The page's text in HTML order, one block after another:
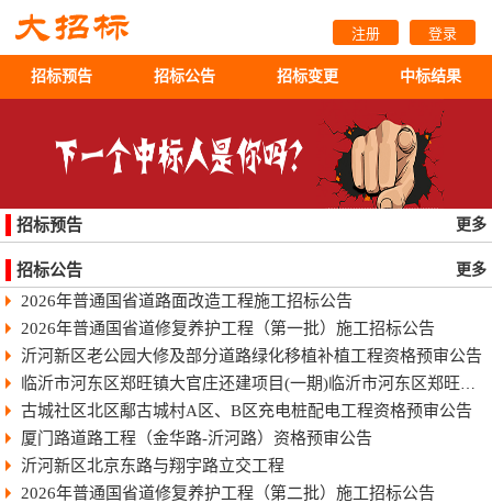
注册 登录
招标预告 招标公告 招标变更 中标结果
招标预告 更多
招标公告 更多
2026年普通国省道路面改造工程施工招标公告
2026年普通国省道修复养护工程（第一批）施工招标公告
沂河新区老公园大修及部分道路绿化移植补植工程资格预审公告
临沂市河东区郑旺镇大官庄还建项目(一期)临沂市河东区郑旺镇大官庄还建项目（一期）
古城社区北区鄅古城村A区、B区充电桩配电工程资格预审公告
厦门路道路工程（金华路-沂河路）资格预审公告
沂河新区北京东路与翔宇路立交工程
2026年普通国省道修复养护工程（第二批）施工招标公告